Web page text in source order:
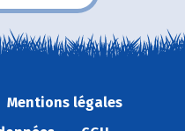
Mentions légales